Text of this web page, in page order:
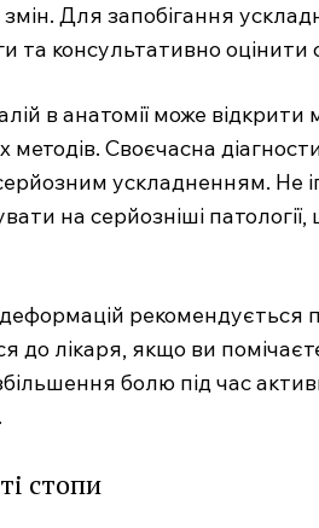
Для запобігання
та консультативно оцінити
в анатомії може відкрити
методів. Своєчасна
ускладненням. Не
на серйозніші
рекомендується
до лікаря, якщо ви
болю під час
стопи